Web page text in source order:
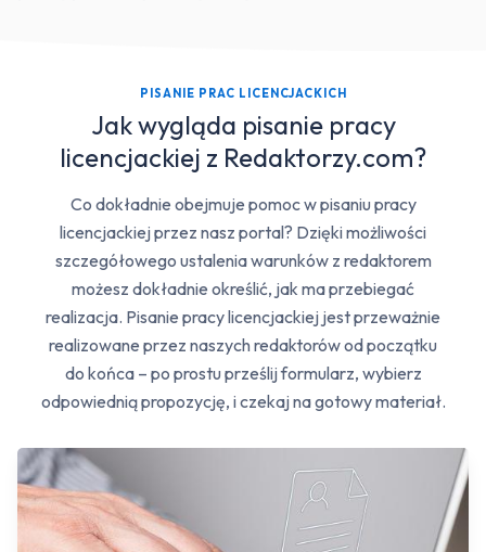
PISANIE PRAC LICENCJACKICH
Jak wygląda pisanie pracy
licencjackiej z Redaktorzy.com?
Co dokładnie obejmuje pomoc w pisaniu pracy
licencjackiej przez nasz portal? Dzięki możliwości
szczegółowego ustalenia warunków z redaktorem
możesz dokładnie określić, jak ma przebiegać
realizacja. Pisanie pracy licencjackiej jest przeważnie
realizowane przez naszych redaktorów od początku
do końca – po prostu prześlij formularz, wybierz
odpowiednią propozycję, i czekaj na gotowy materiał.